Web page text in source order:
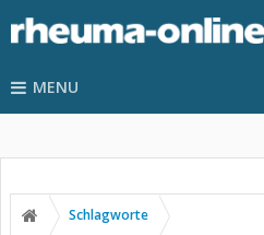
MENU
Schlagworte